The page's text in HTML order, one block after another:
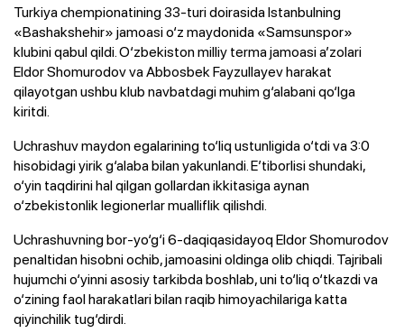
Turkiya chempionatining 33-turi doirasida Istanbulning
«Bashakshehir» jamoasi o‘z maydonida «Samsunspor»
klubini qabul qildi. O‘zbekiston milliy terma jamoasi a’zolari
Eldor Shomurodov va Abbosbek Fayzullayev harakat
qilayotgan ushbu klub navbatdagi muhim g‘alabani qo‘lga
kiritdi.
Uchrashuv maydon egalarining to‘liq ustunligida o‘tdi va 3:0
hisobidagi yirik g‘alaba bilan yakunlandi. E’tiborlisi shundaki,
o‘yin taqdirini hal qilgan gollardan ikkitasiga aynan
o‘zbekistonlik legionerlar mualliflik qilishdi.
Uchrashuvning bor-yo‘g‘i 6-daqiqasidayoq Eldor Shomurodov
penaltidan hisobni ochib, jamoasini oldinga olib chiqdi. Tajribali
hujumchi o‘yinni asosiy tarkibda boshlab, uni to‘liq o‘tkazdi va
o‘zining faol harakatlari bilan raqib himoyachilariga katta
qiyinchilik tug‘dirdi.